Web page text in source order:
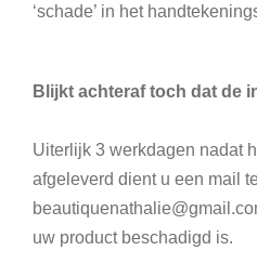
‘schade’ in het
Blijkt achteraf toch dat de
Uiterlijk 3 werkdagen nadat
afgeleverd dient u een mail
uw product beschadigd is.